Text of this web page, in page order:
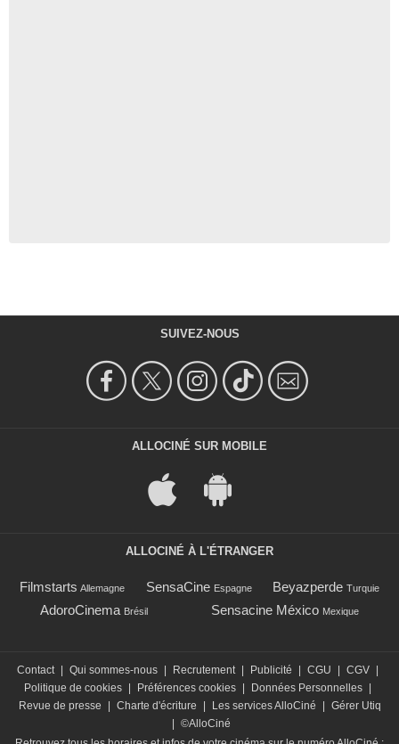
SUIVEZ-NOUS
ALLOCINÉ SUR MOBILE
ALLOCINÉ À L'ÉTRANGER
Filmstarts Allemagne SensaCine Espagne Beyazperde Turquie
AdoroCinema Brésil Sensacine México Mexique
Contact | Qui sommes-nous | Recrutement | Publicité | CGU | CGV |
Politique de cookies | Préférences cookies | Données Personnelles |
Revue de presse
| Charte d'écriture | Les services AlloCiné | Gérer Utiq
| ©AlloCiné